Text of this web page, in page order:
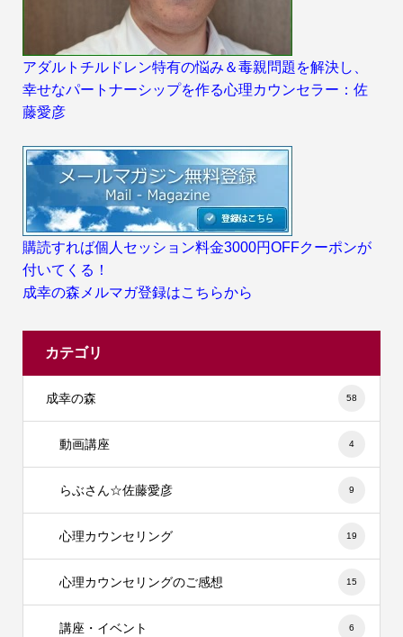
アダルトチルドレン特有の悩み＆毒親問題を解決し、
幸せなパートナーシップを作る心理カウンセラー：佐
藤愛彦
購読すれば個人セッション料金3000円OFFクーポンが
付いてくる！
成幸の森メルマガ登録はこちらから
カテゴリ
成幸の森 58
動画講座 4
らぶさん☆佐藤愛彦 9
心理カウンセリング 19
心理カウンセリングのご感想 15
講座・イベント 6